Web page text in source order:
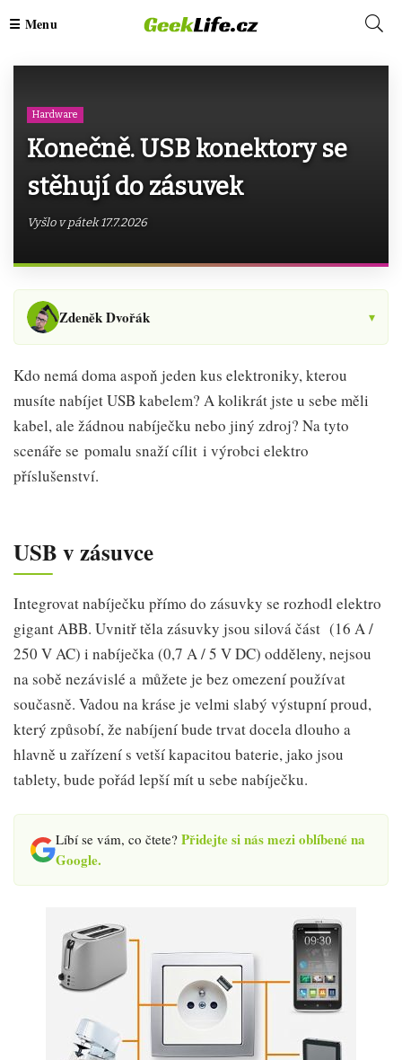
Hardware
Konečně. USB konektory se
stěhují do zásuvek
Vyšlo v pátek 17.7.2026
Zdeněk Dvořák ▾
Kdo nemá doma aspoň jeden kus elektroniky, kterou
musíte nabíjet USB kabelem? A kolikrát jste u sebe měli
kabel, ale žádnou nabíječku nebo jiný zdroj? Na tyto
scenáře se pomalu snaží cílit i výrobci elektro
příslušenství.
USB v zásuvce
Integrovat nabíječku přímo do zásuvky se rozhodl elektro
gigant ABB. Uvnitř těla zásuvky jsou silová část (16 A /
250 V AC) i nabíječka (0,7 A / 5 V DC) odděleny, nejsou
na sobě nezávislé a můžete je bez omezení používat
současně. Vadou na kráse je velmi slabý výstupní proud,
který způsobí, že nabíjení bude trvat docela dlouho a
hlavně u zařízení s vetší kapacitou baterie, jako jsou
tablety, bude pořád lepší mít u sebe nabíječku.
Líbí se vám, co čtete? Přidejte si nás mezi oblíbené na
Google.